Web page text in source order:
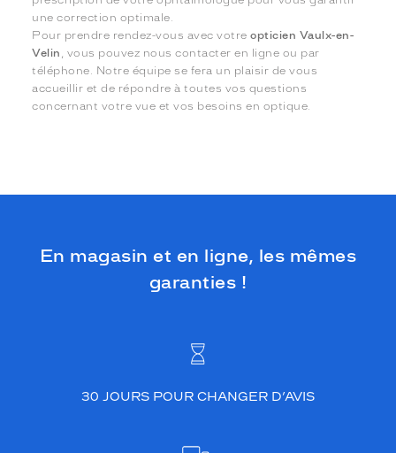
une correction optimale.
Pour prendre rendez-vous avec votreopticien Vaulx-en-
Velin , vous pouvez nous contacter en ligne ou par
téléphone. Notre équipe se fera un plaisir de vous
accueillir et de répondre à toutes vos questions
concernant votre vue et vos besoins en optique.
En magasin et en ligne, les mêmes
garanties !
30 JOURS POUR CHANGER D’AVIS